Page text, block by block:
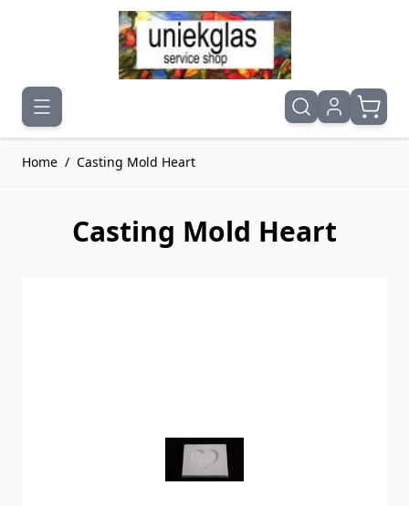
Ga naar de inhoud
Home / Casting Mold Heart
Casting Mold Heart